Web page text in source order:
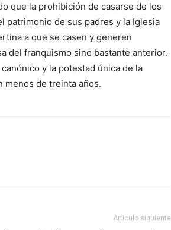
que la prohibición de casarse de los
patrimonio de sus padres y la Iglesia
a que se casen y generen
del franquismo sino bastante anterior.
y la potestad única de la
menos de treinta años.
Artículo siguiente